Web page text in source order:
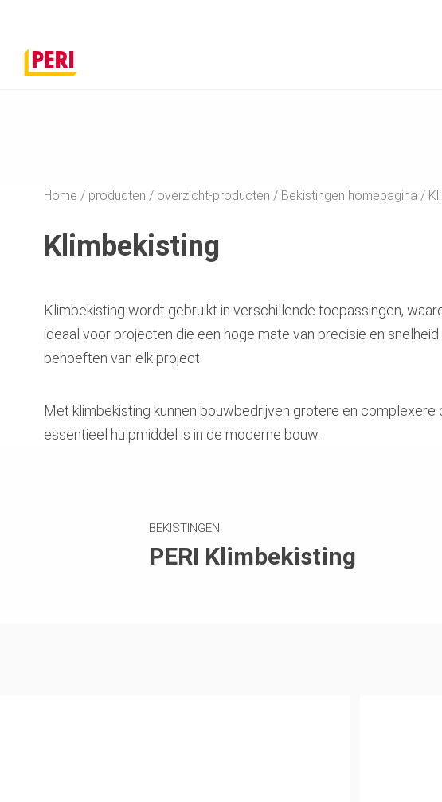
Home producten overzicht-producten Bekistingen homepagina
Klimbekisting
Klimbekisting wordt gebruikt in verschillende toepassingen,
ideaal voor projecten die een hoge mate van precisie en
behoeften van elk project.
Met klimbekisting kunnen bouwbedrijven grotere en
essentieel hulpmiddel is in de moderne bouw.
BEKISTINGEN
PERI Klimbekisting